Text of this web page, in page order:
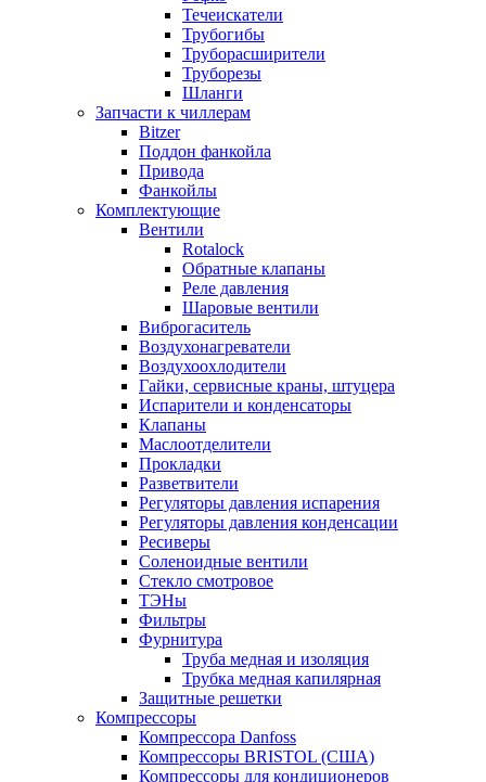
Течеискатели
Трубогибы
Труборасширители
Труборезы
Шланги
Запчасти к чиллерам
Bitzer
Поддон фанкойла
Привода
Фанкойлы
Комплектующие
Вентили
Rotalock
Обратные клапаны
Реле давления
Шаровые вентили
Виброгаситель
Воздухонагреватели
Воздухоохлодители
Гайки, сервисные краны, штуцера
Испарители и конденсаторы
Клапаны
Маслоотделители
Прокладки
Разветвители
Регуляторы давления испарения
Регуляторы давления конденсации
Ресиверы
Соленоидные вентили
Стекло смотровое
ТЭНы
Фильтры
Фурнитура
Труба медная и изоляция
Трубка медная капилярная
Защитные решетки
Компрессоры
Компрессора Danfoss
Компрессоры BRISTOL (США)
Компрессоры для кондиционеров